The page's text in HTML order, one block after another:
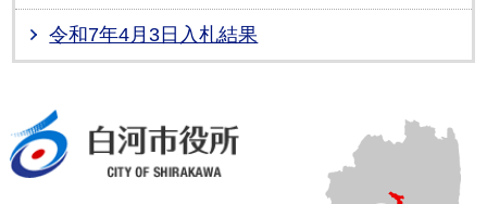
令和7年4月3日入札結果